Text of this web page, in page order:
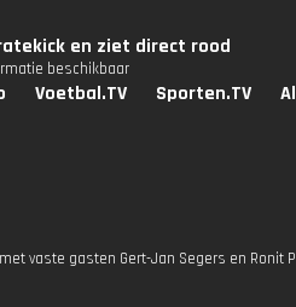
en ziet direct rood
beschikbaar
Voetbal.TV Sporten.TV
vaste gasten Gert-Jan Segers en